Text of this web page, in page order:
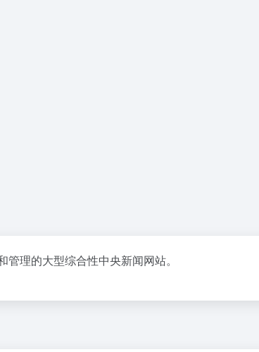
理的大型综合性中央新闻网站。